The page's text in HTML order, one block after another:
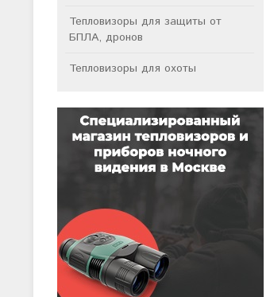
Тепловизоры для защиты от
БПЛА, дронов
Тепловизоры для охоты